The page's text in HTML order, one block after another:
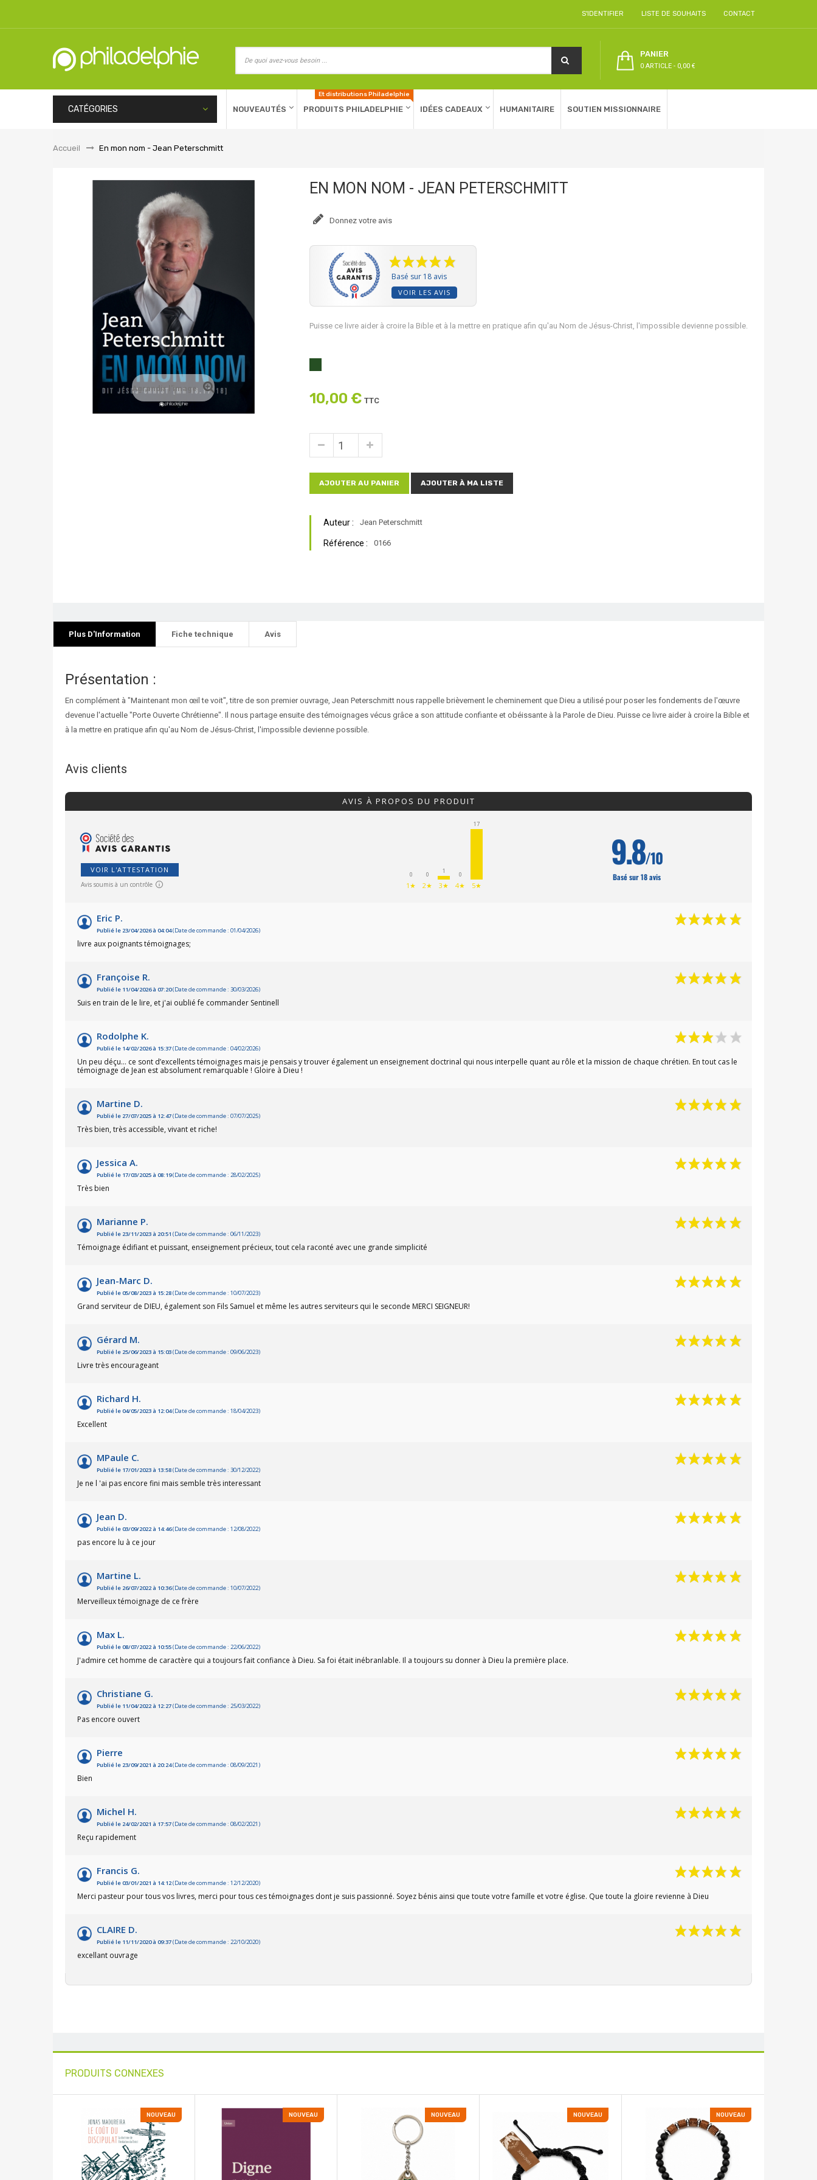
S'IDENTIFIER LISTE DE SOUHAITS CONTACT
PANIER
0 ARTICLE - 0,00 €
CATÉGORIES NOUVEAUTÉS PRODUITS PHILADELPHIE
Et distributions Philadelphie
IDÉES CADEAUX HUMANITAIRE SOUTIEN MISSIONNAIRE
Accueil &gt;En mon nom - Jean Peterschmitt
Agrandir l'image
EN MON NOM - JEAN PETERSCHMITT
Donnez votre avis
Basé sur 18 avis
VOIR LES AVIS
Puisse ce livre aider à croire la Bible et à la mettre en pratique afin qu'au Nom de Jésus-Christ, l'impossible devienne possible.
10,00 € TTC
AJOUTER AU PANIER AJOUTER À MA LISTE
Auteur : Jean Peterschmitt
Référence : 0166
Plus D'Information Fiche technique Avis
Présentation :
En complément à "Maintenant mon œil te voit", titre de son premier ouvrage, Jean Peterschmitt nous rappelle brièvement le cheminement que Dieu a utilisé pour poser les fondements de l'œuvre
devenue l'actuelle "Porte Ouverte Chrétienne". Il nous partage ensuite des témoignages vécus grâce a son attitude confiante et obéissante à la Parole de Dieu. Puisse ce livre aider à croire la Bible et
à la mettre en pratique afin qu'au Nom de Jésus-Christ, l'impossible devienne possible.
Avis clients
AVIS À PROPOS DU PRODUIT
VOIR L'ATTESTATION
Avis soumis à un contrôle
0
1★
0
2★
1
3★
0
4★
17
5★
9.8/10
Basé sur 18 avis
Eric P.
Publié le 23/04/2026 à 04:04(Date de commande : 01/04/2026)
livre aux poignants témoignages;
Françoise R.
Publié le 11/04/2026 à 07:20(Date de commande : 30/03/2026)
Suis en train de le lire, et j'ai oublié fe commander Sentinell
Rodolphe K.
Publié le 14/02/2026 à 15:37(Date de commande : 04/02/2026)
Un peu déçu… ce sont d’excellents témoignages mais je pensais y trouver également un enseignement doctrinal qui nous interpelle quant au rôle et la mission de chaque chrétien. En tout cas le
témoignage de Jean est absolument remarquable ! Gloire à Dieu !
Martine D.
Publié le 27/07/2025 à 12:47(Date de commande : 07/07/2025)
Très bien, très accessible, vivant et riche!
Jessica A.
Publié le 17/03/2025 à 08:19(Date de commande : 28/02/2025)
Très bien
Marianne P.
Publié le 23/11/2023 à 20:51 (Date de commande : 06/11/2023)
Témoignage édifiant et puissant, enseignement précieux, tout cela raconté avec une grande simplicité
Jean-Marc D.
Publié le 05/08/2023 à 15:28(Date de commande : 10/07/2023)
Grand serviteur de DIEU, également son Fils Samuel et même les autres serviteurs qui le seconde MERCI SEIGNEUR!
Gérard M.
Publié le 25/06/2023 à 15:03(Date de commande : 09/06/2023)
Livre très encourageant
Richard H.
Publié le 04/05/2023 à 12:04(Date de commande : 18/04/2023)
Excellent
MPaule C.
Publié le 17/01/2023 à 13:58(Date de commande : 30/12/2022)
Je ne l 'ai pas encore fini mais semble très interessant
Jean D.
Publié le 03/09/2022 à 14:46(Date de commande : 12/08/2022)
pas encore lu à ce jour
Martine L.
Publié le 26/07/2022 à 10:36(Date de commande : 10/07/2022)
Merveilleux témoignage de ce frère
Max L.
Publié le 08/07/2022 à 10:55(Date de commande : 22/06/2022)
J'admire cet homme de caractère qui a toujours fait confiance à Dieu. Sa foi était inébranlable. Il a toujours su donner à Dieu la première place.
Christiane G.
Publié le 11/04/2022 à 12:27(Date de commande : 25/03/2022)
Pas encore ouvert
Pierre
Publié le 23/09/2021 à 20:24(Date de commande : 08/09/2021)
Bien
Michel H.
Publié le 24/02/2021 à 17:57(Date de commande : 08/02/2021)
Reçu rapidement
Francis G.
Publié le 03/01/2021 à 14:12(Date de commande : 12/12/2020)
Merci pasteur pour tous vos livres, merci pour tous ces témoignages dont je suis passionné. Soyez bénis ainsi que toute votre famille et votre église. Que toute la gloire revienne à Dieu
CLAIRE D.
Publié le 11/11/2020 à 09:37(Date de commande : 22/10/2020)
excellant ouvrage
PRODUITS CONNEXES
NOUVEAU NOUVEAU NOUVEAU NOUVEAU NOUVEAU